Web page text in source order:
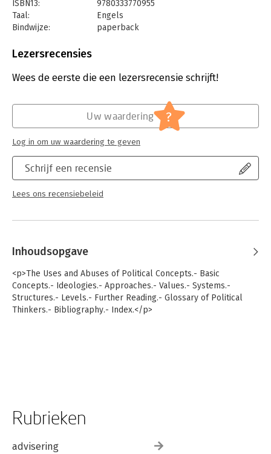
ISBN13:
9780333770955
Taal:
Engels
Bindwijze:
paperback
Serie:
Lezersrecensies
Wees de eerste die een lezersrecensie schrijft!
Schrijf een recensie
Lees ons recensiebeleid
Uw waardering ?
Log in om uw waardering te geven
Inhoudsopgave
<p>The Uses and Abuses of Political Concepts.- Basic
Concepts.- Ideologies.- Approaches.- Values.- Systems.-
Structures.- Levels.- Further Reading.- Glossary of Political
Thinkers.- Bibliography.- Index.</p>
Rubrieken
advisering